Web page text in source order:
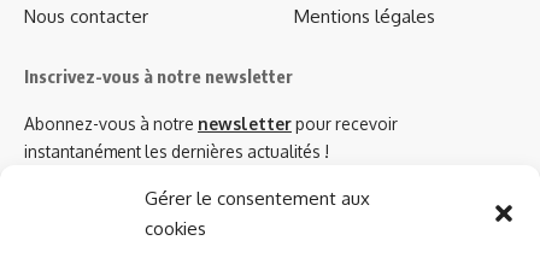
Gérer le consentement aux
cookies
Nous contacter
Mentions légales
Inscrivez-vous à notre newsletter
Abonnez-vous à notre newsletterpour recevoir
instantanément les dernières actualités !
Azinat.com TV soutient